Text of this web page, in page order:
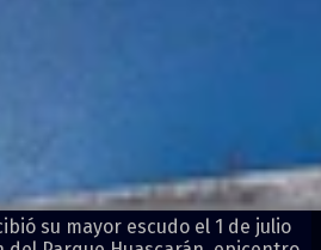
su mayor escudo el 1 de julio